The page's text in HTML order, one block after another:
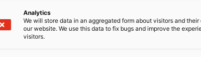
are generated that can flow back. This can
this, igus® has external braking resistors in
induced voltage into heat. This allows the motor to
Analytics
We will store data in an aggregated form about visitors and their
our website. We use this data to fix bugs and improve the
visitors.